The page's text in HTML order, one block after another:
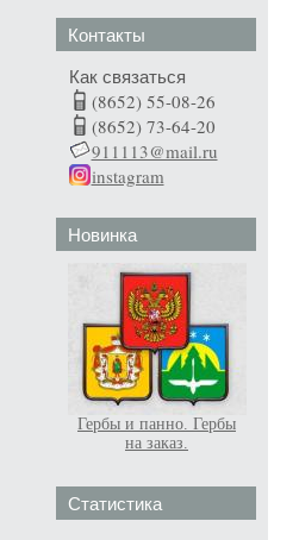
Контакты
Как связаться
(8652) 55-08-26
(8652) 73-64-20
911113@mail.ru
instagram
Новинка
Гербы и панно. Гербы
на заказ.
Статистика